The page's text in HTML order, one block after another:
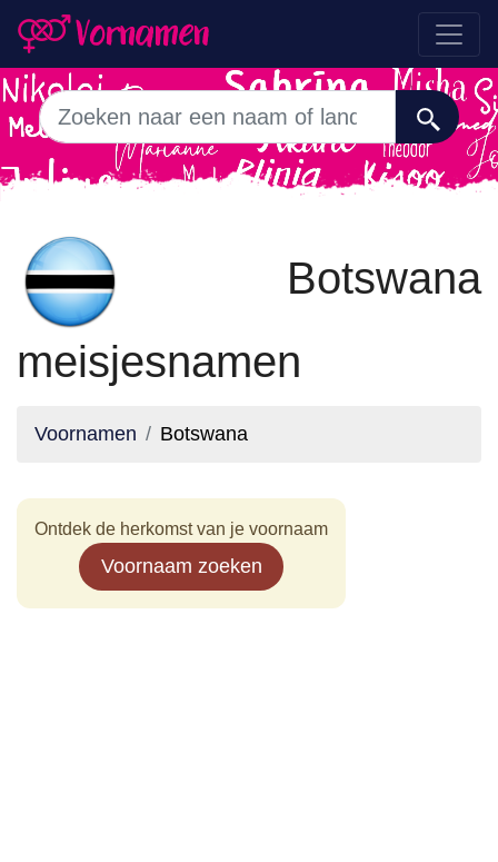
Botswana
meisjesnamen
Voornamen Botswana
Ontdek de herkomst van je voornaam
Voornaam zoeken